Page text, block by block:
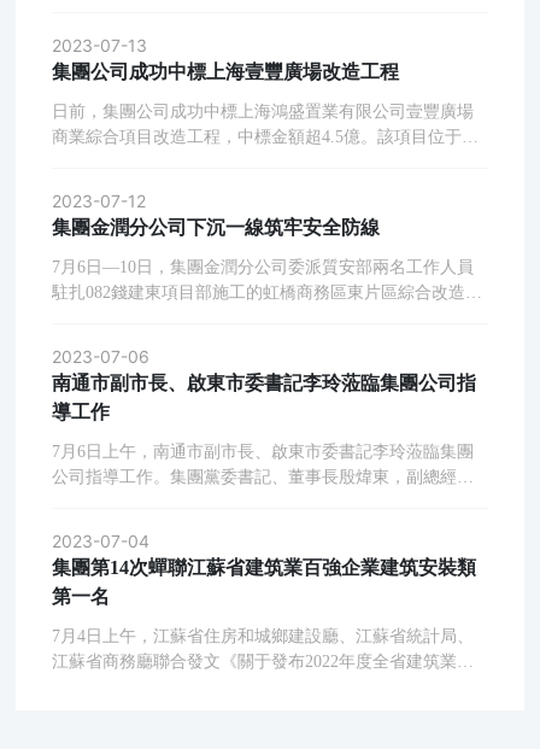
打下堅實基礎
不同的角度闡述了忠誠度、干凈度和擔當精神這些重要品
質的內涵與關聯，深入淺出地探討了企業黨員干部應當具
備的品質，并列舉了一些富有啟示性的案例。黨員同志們
認真聆聽、適時記錄。集團黨委書記、董事長殷煒東參加
牢記忠誠、守住底線、敢于擔當，在各自部門、崗位上帶
領啟安員工，在集團公司勇克時艱、化危圖存、韌性發展
中發揮更多正能量作用、腳踏實地做好各項工作。
2023-07-13
集團公司成功中標上海壹豐廣場改造工程
日前，集團公司成功中標上海鴻盛置業有限公司壹豐廣場
商業綜合項目改造工程，中標金額超4.5億。該項目位于繁
裝修，由集團金誠分公司負責施工。分公司負責人袁洪忠
信心滿滿地表示：目前正在調集公司的精兵強將組建項目
團隊，進場后將通過精心策劃、科學施工，高標準、嚴要
求推進工程建設，確保把項目打造成精品工程，為集團公
2023-07-12
集團金潤分公司下沉一線筑牢安全防線
7月6日—10日，集團金潤分公司委派質安部兩名工作人員
駐扎082錢建東項目部施工的虹橋商務區東片區綜合改造市
行全程安全督導。本次施工屬于應急搶險，項目部采取安
裝臨時旁通管不停輸帶壓鑲接施工工藝，需要在不影響虹
橋機場機坪正常供油的前提下完成施工任務。面對工程作
業時間緊、安全風險大等困難，金潤質安人員根據分公司
負責人宋宏亮“下沉一線筑牢安全防線”要求，提前趕赴現
現場特種作業人員進行操作證的核查，兩位工作人員兩班
倒全程蹲點督導，及時發現糾正現場施工中存在的不安全
行為和安全隱患，經過連續96小時的奮戰，最終圓滿完成
2023-07-06
南通市副市長、啟東市委書記李玲蒞臨集團公司指
導工作
7月6日上午，南通市副市長、啟東市委書記李玲蒞臨集團
公司指導工作。集團黨委書記、董事長殷煒東，副總經理
成績、今后一段時期的工作思路及企業破解當前行業困局
的工作舉措和應對之策。李玲書記對江蘇啟安為地方經濟
社會發展所做出的貢獻給予充分肯定，她希望啟安集團堅
守建筑安裝主業，保持定力、守住初心；在市場開拓中，
選擇好賽道、不偏離主道，保持住良好的發展態勢。同
2023-07-04
集團第14次蟬聯江蘇省建筑業百強企業建筑安裝類
第一名
7月4日上午，江蘇省住房和城鄉建設廳、江蘇省統計局、
江蘇省商務廳聯合發文《關于發布2022年度全省建筑業百